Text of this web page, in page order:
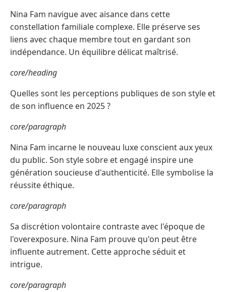
Nina Fam navigue avec aisance dans cette
constellation familiale complexe. Elle préserve ses
liens avec chaque membre tout en gardant son
indépendance. Un équilibre délicat maîtrisé.
core/heading
Quelles sont les perceptions publiques de son style et
de son influence en 2025 ?
core/paragraph
Nina Fam incarne le nouveau luxe conscient aux yeux
du public. Son style sobre et engagé inspire une
génération soucieuse d'authenticité. Elle symbolise la
réussite éthique.
core/paragraph
Sa discrétion volontaire contraste avec l'époque de
l'overexposure. Nina Fam prouve qu'on peut être
influente autrement. Cette approche séduit et
intrigue.
core/paragraph